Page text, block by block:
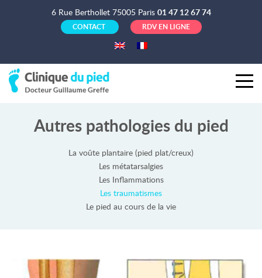
6 Rue Berthollet 75005 Paris 01 47 12 67 74
CONTACT RDV EN LIGNE
Autres pathologies du pied
La voûte plantaire (pied plat/creux)
Les métatarsalgies
Les Inflammations
Les traumatismes
Le pied au cours de la vie